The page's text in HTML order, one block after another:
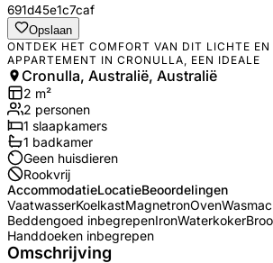
691d45e1c7caf
Opslaan
ONTDEK HET COMFORT VAN DIT LICHTE EN
APPARTEMENT IN CRONULLA, EEN IDEALE
Cronulla, Australië, Australië
2 m²
2 personen
1 slaapkamers
1 badkamer
Geen huisdieren
Rookvrij
AccommodatieLocatieBeoordelingen
VaatwasserKoelkastMagnetronOven
Beddengoed inbegrepenIronWaterkoker
Handdoeken inbegrepen
Omschrijving